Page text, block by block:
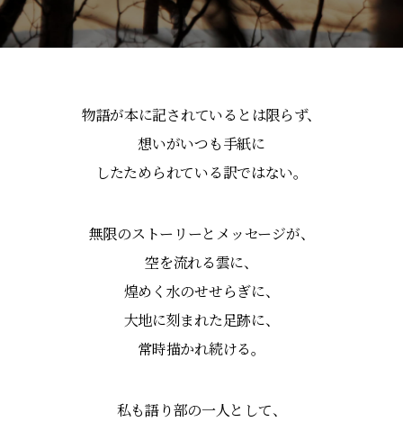
物語が本に記されているとは限らず、
想いがいつも手紙に
したためられている訳ではない。
無限のストーリーとメッセージが、
空を流れる雲に、
煌めく水のせせらぎに、
大地に刻まれた足跡に、
常時描かれ続ける。
私も語り部の一人として、